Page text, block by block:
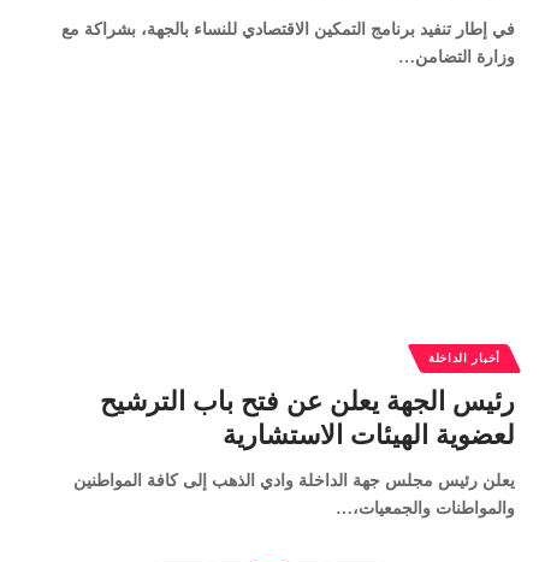
في إطار تنفيد برنامج التمكين الاقتصادي للنساء بالجهة، بشراكة مع
وزارة التضامن…
أخبار الداخلة
رئيس الجهة يعلن عن فتح باب الترشيح
لعضوية الهيئات الاستشارية
يعلن رئيس مجلس جهة الداخلة وادي الذهب إلى كافة المواطنين
والمواطنات والجمعيات،…